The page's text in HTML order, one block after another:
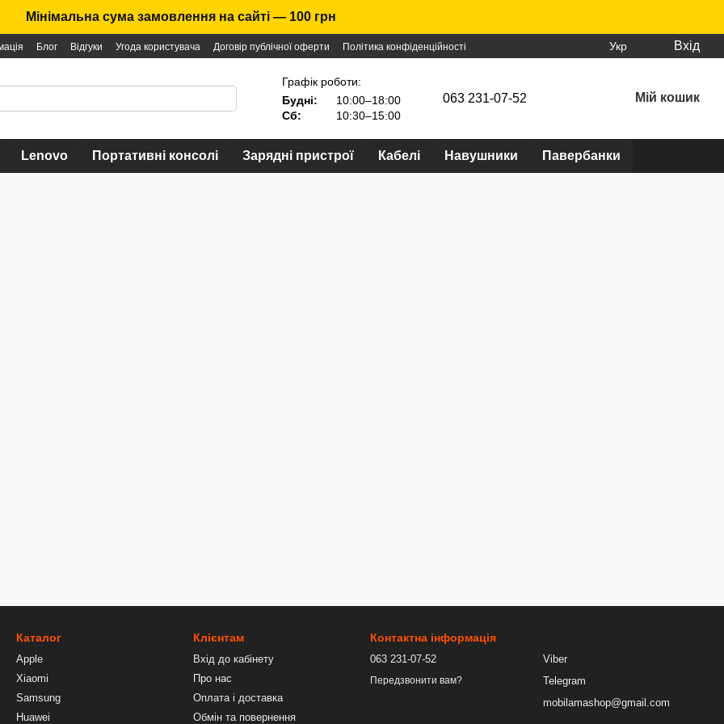
Мінімальна сума замовлення на сайті — 100 грн
Блог Відгуки Угода користувача Договір публічної оферти Політика конфіденційності Укр Вхід
Графік роботи:
Будні:
10:00–18:00
Сб:
10:30–15:00
063 231-07-52 Мій кошик
Lenovo Портативні консолі Зарядні пристрої Кабелі Навушники Павербанки
Каталог
Apple
Xiaomi
Samsung
Huawei
Клієнтам
Вхід до кабінету
Про нас
Оплата і доставка
Обмін та повернення
Контактна інформація
063 231-07-52
Передзвонити вам?
Viber
Telegram
mobilamashop@gmail.com